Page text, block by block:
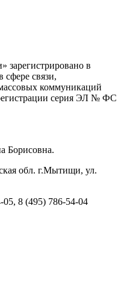
зарегистрировано в
сфере связи,
коммуникаций
серия ЭЛ № ФС
Борисовна.
обл. г.Мытищи, ул.
8 (495) 786-54-04